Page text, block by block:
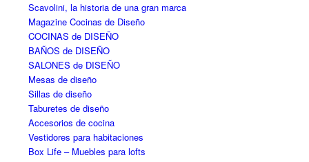
Scavolini, la historia de una gran marca
Magazine Cocinas de Diseño
COCINAS de DISEÑO
BAÑOS de DISEÑO
SALONES de DISEÑO
Mesas de diseño
Sillas de diseño
Taburetes de diseño
Accesorios de cocina
Vestidores para habitaciones
Box Life – Muebles para lofts